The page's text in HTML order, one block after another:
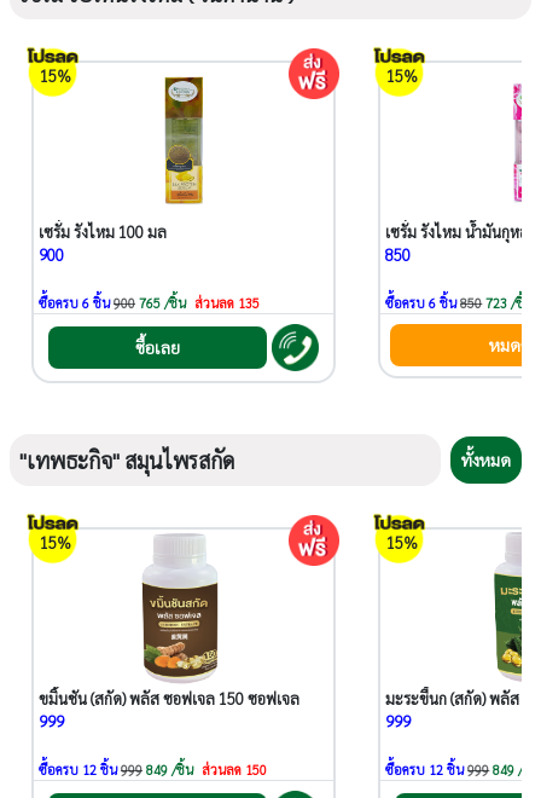
15%
เซรั่ม รังไหม 100 มล
900
ซื้อครบ 6 ชิ้น900 765 /ชิ้น ส่วนลด 135
ซื้อเลย
15%
850
ซื้อครบ 6 ชิ้น850 723 /ชิ้น
หมดชั่ว
"เทพธะกิจ" สมุนไพรสกัด ทั้งหมด
15%
ขมิ้นชัน (สกัด) พลัส ซอฟเจล 150 ซอฟเจล
999
ซื้อครบ 12 ชิ้น999 849 /ชิ้น ส่วนลด 150
15%
มะระขี้นก (สกัด) พลัส ซ
999
ซื้อครบ 12 ชิ้น999 849 /ชิ้น